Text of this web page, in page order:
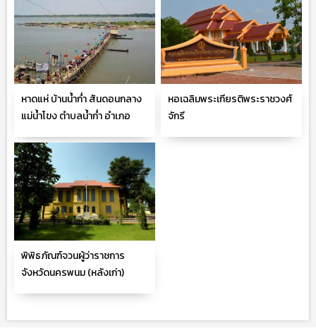
หาดแห่ บ้านน้ำก่ำ สันดอนกลาง
แม่น้ำโขง ตำบลน้ำก่ำ อำเภอ
หอเฉลิมพระเกียรติพระราชวงศ์
จักรี
พิพิธภัณฑ์จวนผู้ว่าราชการ
จังหวัดนครพนม (หลังเก่า)